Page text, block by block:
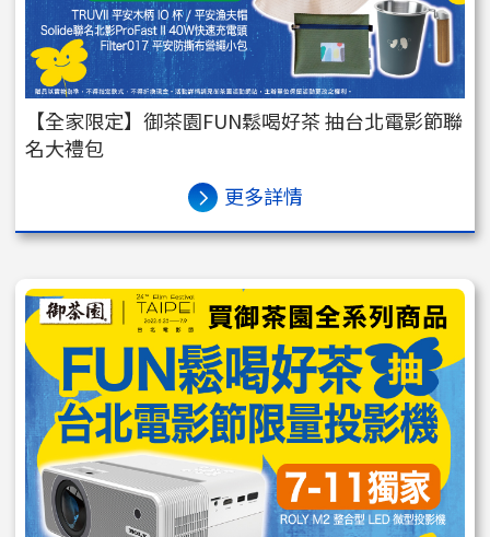
【全家限定】御茶園FUN鬆喝好茶 抽台北電影節聯
名大禮包
更多詳情